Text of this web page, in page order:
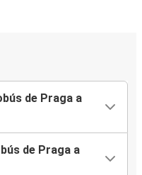
de Praga a
de Praga a